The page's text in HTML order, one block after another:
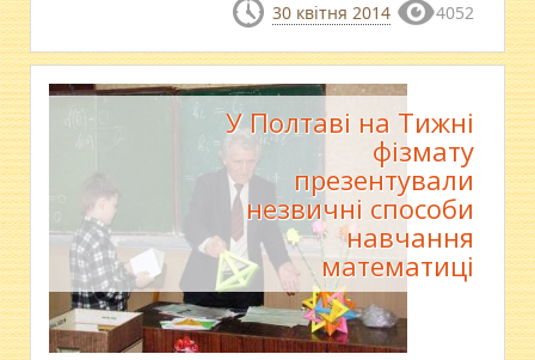
30 квітня 2014 4052
У Полтаві на Тижні
фізмату
презентували
незвичні способи
навчання
математиці